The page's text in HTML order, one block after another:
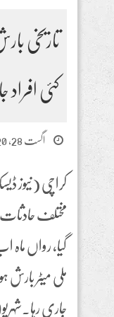
تاریخی
کئی افراد
اگست 28, 2020
ملی میٹر
جاری